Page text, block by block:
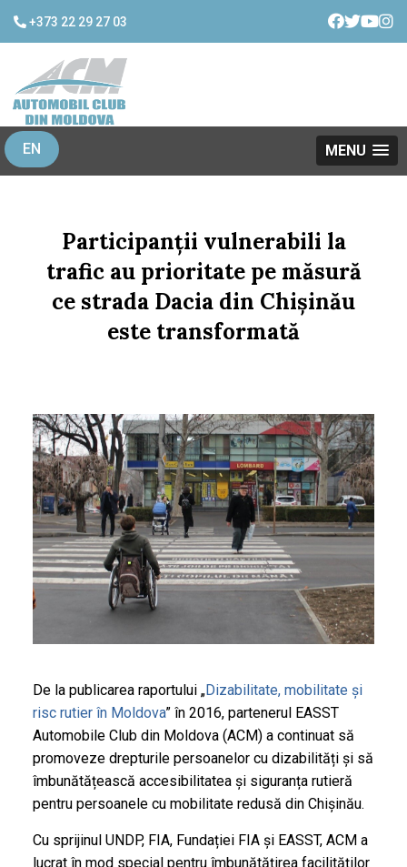
+373 22 29 27 03
EN MENU
Participanții vulnerabili la
trafic au prioritate pe măsură
ce strada Dacia din Chișinău
este transformată
De la publicarea raportului „Dizabilitate, mobilitate și
risc rutier în Moldova” în 2016, partenerul EASST
Automobile Club din Moldova (ACM) a continuat să
promoveze drepturile persoanelor cu dizabilități și să
îmbunătățească accesibilitatea și siguranța rutieră
pentru persoanele cu mobilitate redusă din Chișinău.
Cu sprijinul UNDP, FIA, Fundației FIA și EASST, ACM a
lucrat în mod special pentru îmbunătățirea facilităților